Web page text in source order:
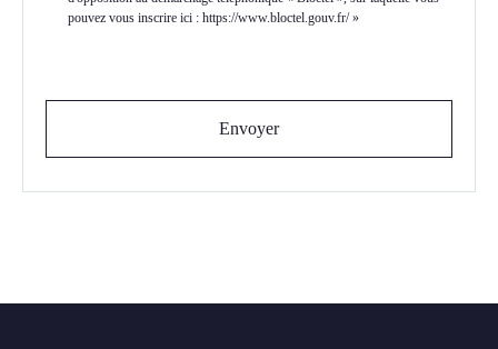
pouvez vous inscrire ici : https://www.bloctel.gouv.fr/ »
Envoyer